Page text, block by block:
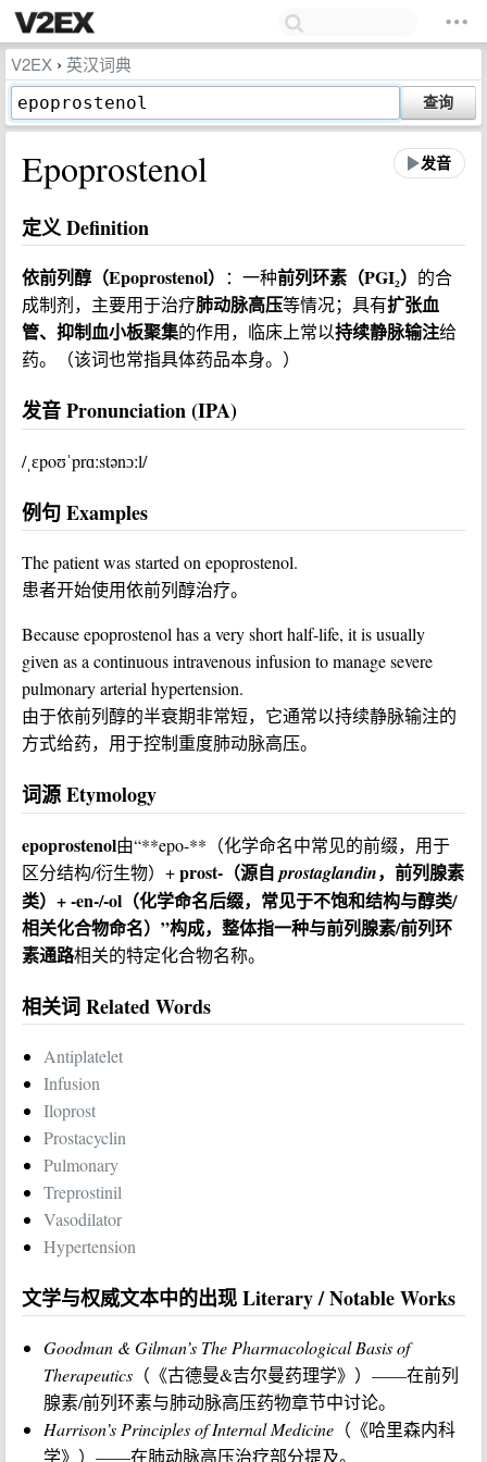
V2EX › 英汉词典
查询
Epoprostenol 发音
定义 Definition
依前列醇（Epoprostenol） ：一种前列环素（PGI₂） 的合
成制剂，主要用于治疗肺动脉高压等情况；具有扩张血
管、抑制血小板聚集的作用，临床上常以持续静脉输注给
药。（该词也常指具体药品本身。）
发音 Pronunciation (IPA)
/ˌɛpoʊˈprɑːstənɔːl/
例句 Examples
The patient was started on epoprostenol.
患者开始使用依前列醇治疗。
Because epoprostenol has a very short half-life, it is usually
given as a continuous intravenous infusion to manage severe
pulmonary arterial hypertension.
由于依前列醇的半衰期非常短，它通常以持续静脉输注的
方式给药，用于控制重度肺动脉高压。
词源 Etymology
epoprostenol由“**epo-**（化学命名中常见的前缀，用于
区分结构/衍生物）+prost- （源自 prostaglandin，前列腺素
类）+-en-/-ol （化学命名后缀，常见于不饱和结构与醇类/
相关化合物命名）”构成，整体指一种与前列腺素/前列环
素通路相关的特定化合物名称。
相关词 Related Words
Antiplatelet
Infusion
Iloprost
Prostacyclin
Pulmonary
Treprostinil
Vasodilator
Hypertension
文学与权威文本中的出现 Literary / Notable Works
Goodman & Gilman’s The Pharmacological Basis of
Therapeutics （《古德曼&吉尔曼药理学》）——在前列
腺素/前列环素与肺动脉高压药物章节中讨论。
Harrison’s Principles of Internal Medicine （《哈里森内科
学》）——在肺动脉高压治疗部分提及。